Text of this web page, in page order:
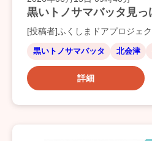
黒いトノサマバッタ見っ
[投稿者]ふくしまドアプロジェ
黒いトノサマバッタ 北会津
詳細